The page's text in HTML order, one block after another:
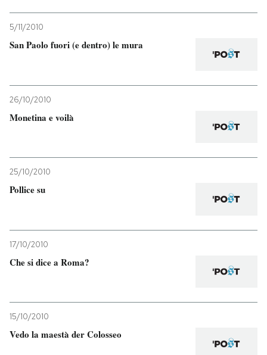
5/11/2010
San Paolo fuori (e dentro) le mura
26/10/2010
Monetina e voilà
25/10/2010
Pollice su
17/10/2010
Che si dice a Roma?
15/10/2010
Vedo la maestà der Colosseo